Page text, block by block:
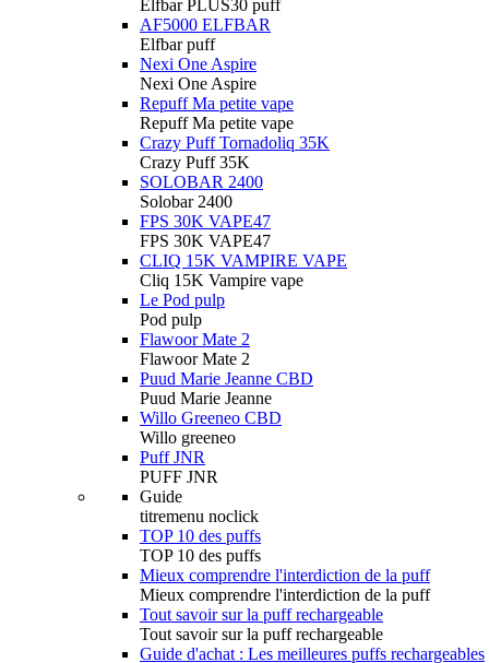
Elfbar PLUS30 puff
AF5000 ELFBAR
Elfbar puff
Nexi One Aspire
Nexi One Aspire
Repuff Ma petite vape
Repuff Ma petite vape
Crazy Puff Tornadoliq 35K
Crazy Puff 35K
SOLOBAR 2400
Solobar 2400
FPS 30K VAPE47
FPS 30K VAPE47
CLIQ 15K VAMPIRE VAPE
Cliq 15K Vampire vape
Le Pod pulp
Pod pulp
Flawoor Mate 2
Flawoor Mate 2
Puud Marie Jeanne CBD
Puud Marie Jeanne
Willo Greeneo CBD
Willo greeneo
Puff JNR
PUFF JNR
Guide
titremenu noclick
TOP 10 des puffs
TOP 10 des puffs
Mieux comprendre l'interdiction de la puff
Mieux comprendre l'interdiction de la puff
Tout savoir sur la puff rechargeable
Tout savoir sur la puff rechargeable
Guide d'achat : Les meilleures puffs rechargeables